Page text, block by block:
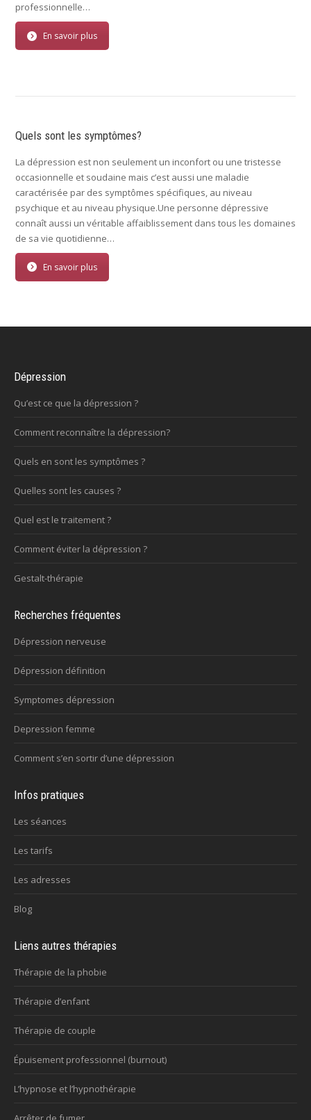
professionnelle…
En savoir plus
Quels sont les symptômes?
La dépression est non seulement un inconfort ou une tristesse
occasionnelle et soudaine mais c’est aussi une maladie
caractérisée par des symptômes spécifiques, au niveau
psychique et au niveau physique.Une personne dépressive
connaît aussi un véritable affaiblissement dans tous les domaines
de sa vie quotidienne…
En savoir plus
Dépression
Qu’est ce que la dépression ?
Comment reconnaître la dépression?
Quels en sont les symptômes ?
Quelles sont les causes ?
Quel est le traitement ?
Comment éviter la dépression ?
Gestalt-thérapie
Recherches fréquentes
Dépression nerveuse
Dépression définition
Symptomes dépression
Depression femme
Comment s’en sortir d’une dépression
Infos pratiques
Les séances
Les tarifs
Les adresses
Blog
Liens autres thérapies
Thérapie de la phobie
Thérapie d’enfant
Thérapie de couple
Épuisement professionnel (burnout)
L’hypnose et l’hypnothérapie